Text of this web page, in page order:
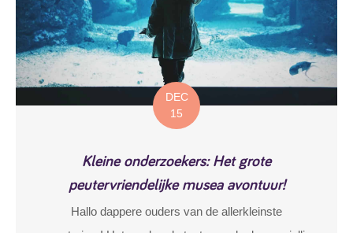
DEC
15
Kleine onderzoekers: Het grote
peutervriendelijke musea avontuur!
Hallo dappere ouders van de allerkleinste